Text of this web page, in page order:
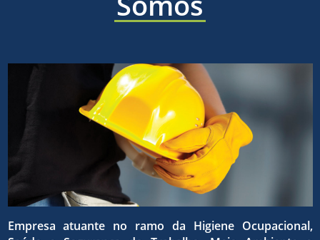
sólida e
eficaz,
para o
de
higiene
a ética,
a
Empresa atuante no ramo da Higiene Ocupacional,